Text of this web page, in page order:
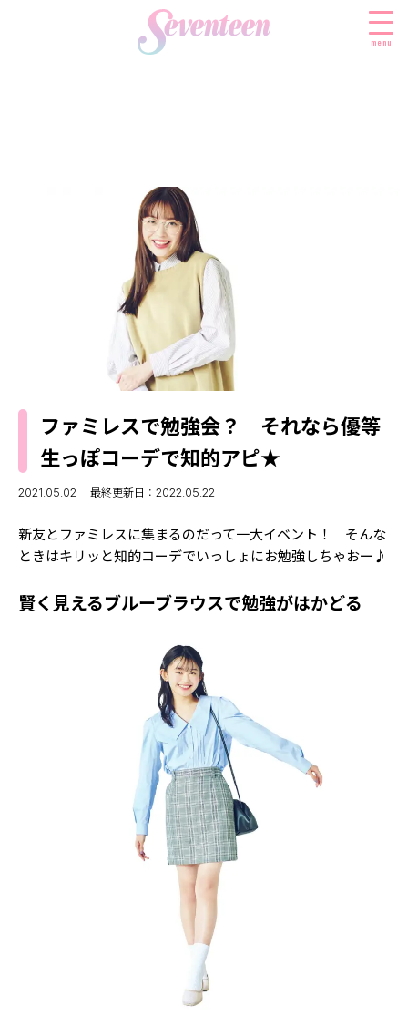
menu
ファッションニュース
ビューティニュース
トレンドメイク
ベストコスメ
ヘアアレンジ・ヘアケア
スキンケア
スクールニュース
学校ヘアメイク
勉強・受験・進路
ENTERTAINMENT
エンタメニュース
LIFESTYLE
ライフスタイルニュース
JKランキング・アワード
モデルの購入品
おでかけ
JK TREND
MODELS
MODEL'S BLOG
TikTok
Instagram
YouTube
FORTUNE
MISS SEVENTEEN
ミスセブンティーンニュース
INFORMATION
について
Follow us
ST member
新規会員登録・ログイン
ファミレスで勉強会？ それなら優等
生っぽコーデで知的アピ★
2021.05.02 最終更新日：2022.05.22
新友とファミレスに集まるのだって一大イベント！ そんな
ときはキリッと知的コーデでいっしょにお勉強しちゃおー♪
賢く見えるブルーブラウスで勉強がはかどる